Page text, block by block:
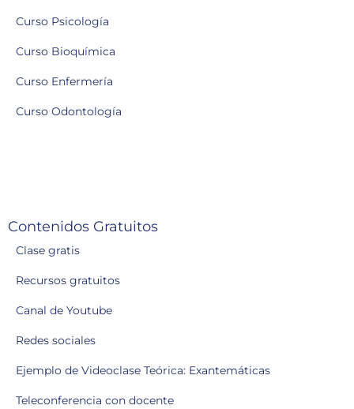
Curso Psicología
Curso Bioquímica
Curso Enfermería
Curso Odontología
Contenidos Gratuitos
Clase gratis
Recursos gratuitos
Canal de Youtube
Redes sociales
Ejemplo de Videoclase Teórica: Exantemáticas
Teleconferencia con docente